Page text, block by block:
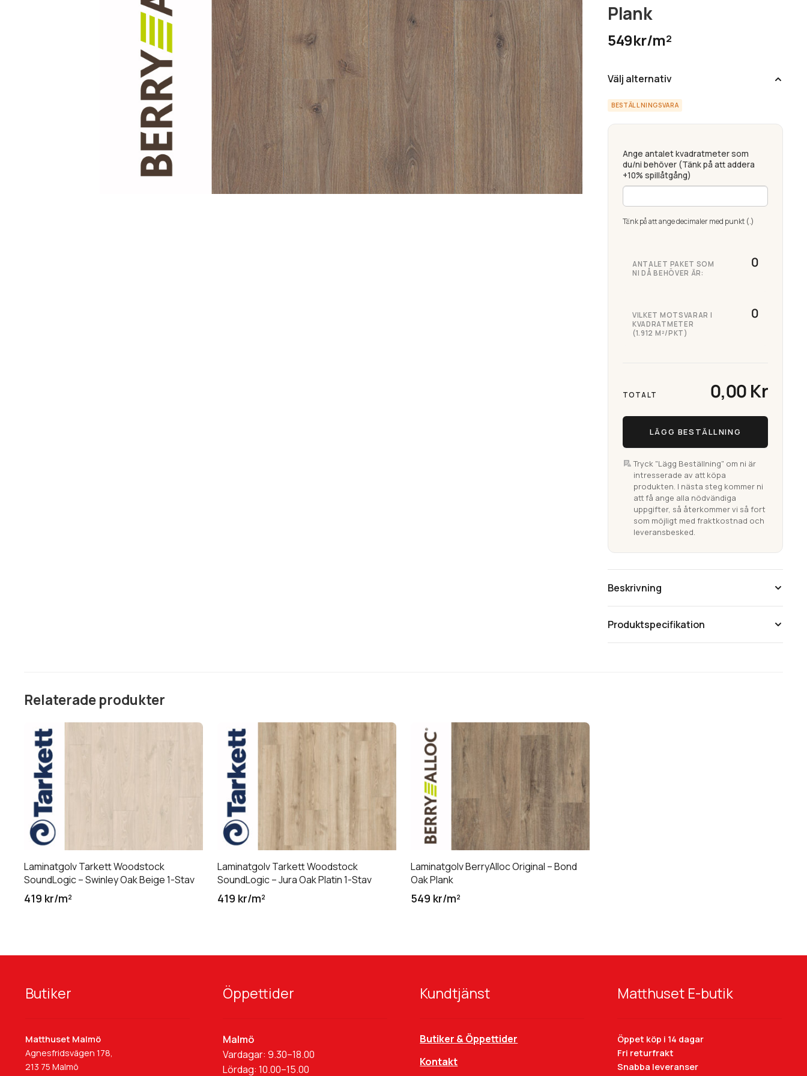
Plank
549kr/m²
Välj alternativ
BESTÄLLNINGSVARA
Ange antalet kvadratmeter som
du/ni behöver (Tänk på att addera
+10% spillåtgång)
Tänk på att ange decimaler med punkt (.)
ANTALET PAKET SOM
NI DÅ BEHÖVER ÄR:
VILKET MOTSVARAR I
KVADRATMETER
(1.912 M²/PKT)
TOTALT 0,00 Kr
LÄGG BESTÄLLNING
Tryck "Lägg Beställning" om ni är
intresserade av att köpa
produkten. I nästa steg kommer ni
att få ange alla nödvändiga
uppgifter, så återkommer vi så fort
som möjligt med fraktkostnad och
leveransbesked.
Beskrivning
BerryAlloc Original
inspiration från den skandinaviska naturen,
Produktspecifikation
Relaterade produkter
Laminatgolv Tarkett Woodstock
SoundLogic – Swinley Oak Beige 1-Stav
419 kr/m²
Laminatgolv Tarkett Woodstock
SoundLogic – Jura Oak Platin 1-Stav
419 kr/m²
Laminatgolv BerryAlloc Original – Bond
Oak Plank
549 kr/m²
Butiker
Matthuset Malmö
Agnesfridsvägen 178,
213 75 Malmö
Öppettider
Malmö
Vardagar: 9.30–18.00
Lördag: 10.00–15.00
Kundtjänst
Butiker & Öppettider
Kontakt
Matthuset E-butik
Öppet köp i 14 dagar
Fri returfrakt
Snabba leveranser